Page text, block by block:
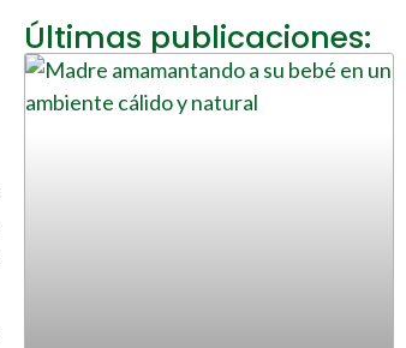
Últimas publicaciones: